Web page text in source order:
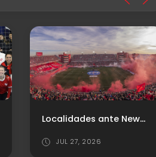
Localidades ante Newell's
JUL 27, 2026